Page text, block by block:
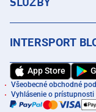
SLUŽBY
INTERSPORT
App Store
Všeobecné obchodné
Vyhlásenie o prístupnosti